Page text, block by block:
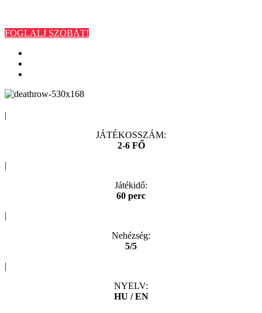
FOGLALJ SZOBÁT!
|
JÁTÉKOSSZÁM:
2-6 FŐ
|
Játékidő:
60 perc
|
Nehézség:
5/5
|
NYELV:
HU / EN